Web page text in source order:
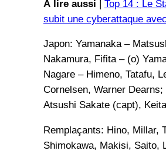
À lire aussi | Top 14 : Le
subit une cyberattaque
Japon: Yamanaka –
Nakamura, Fifita – (o)
Nagare – Himeno, Tatafu,
Cornelsen, Warner Dearns;
Atsushi Sakate (capt),
Remplaçants: Hino, Millar,
Shimokawa, Makisi, Saito,